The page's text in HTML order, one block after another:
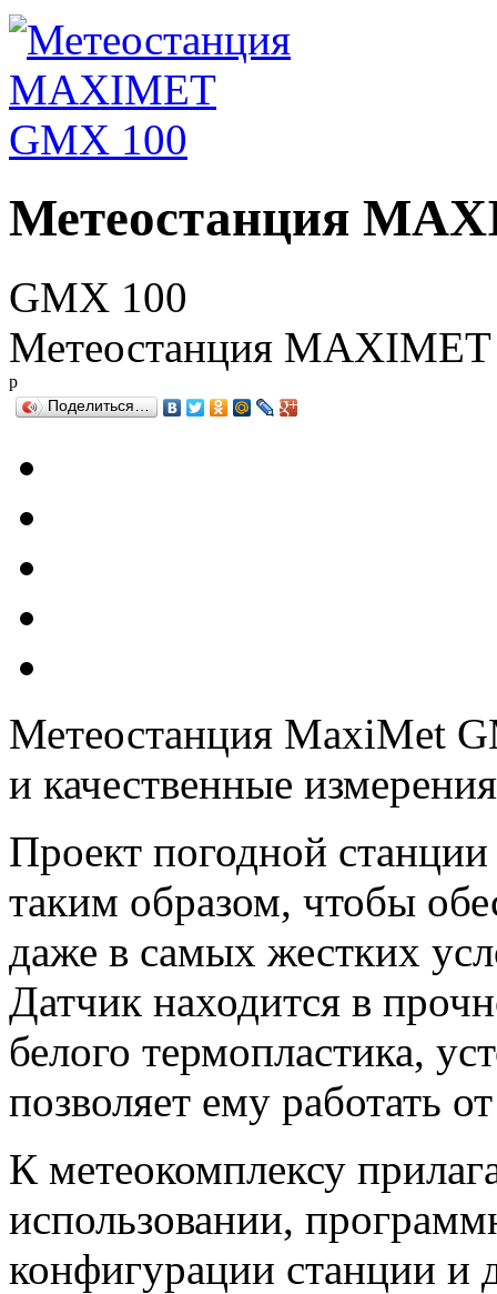
Метеостанция
GMX 100
Метеостанция
р
Поделиться…
Метеостанция MaxiMet
и качественные
Проект погодной
таким образом, чтобы
даже в самых жестких
Датчик находится в
белого термопластика,
позволяет ему работать
К метеокомплексу
использовании,
конфигурации станции и